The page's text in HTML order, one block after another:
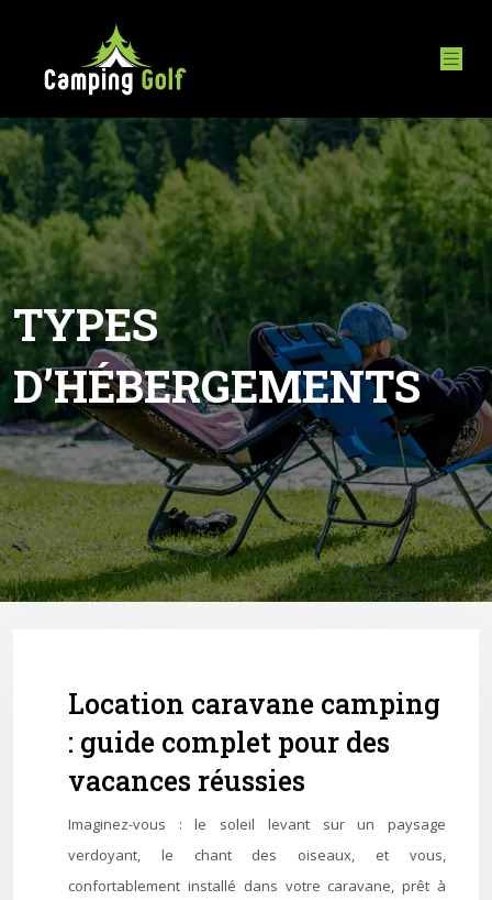
TYPES
D’HÉBERGEMENTS
Location caravane camping
: guide complet pour des
vacances réussies
Imaginez-vous : le soleil levant sur un paysage
verdoyant, le chant des oiseaux, et vous,
confortablement installé dans votre caravane, prêt à